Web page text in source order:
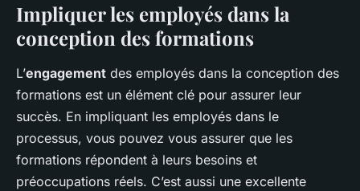
Impliquer les employés dans la
conception des formations
L’engagement des employés dans la conception des
formations est un élément clé pour assurer leur
succès. En impliquant les employés dans le
processus, vous pouvez vous assurer que les
formations répondent à leurs besoins et
préoccupations réels. C’est aussi une excellente